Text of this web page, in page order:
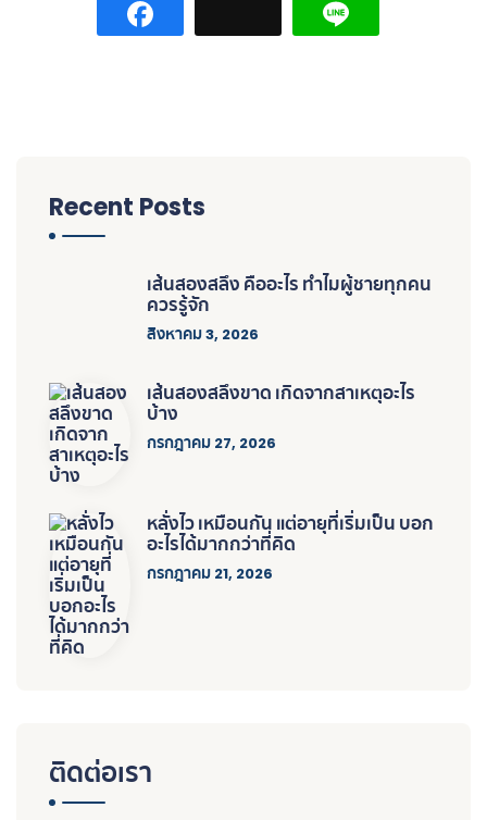
Recent Posts
เส้นสองสลึง คืออะไร ทำไมผู้ชายทุกคน
ควรรู้จัก
สิงหาคม 3, 2026
เส้นสองสลึงขาด เกิดจากสาเหตุอะไร
บ้าง
กรกฎาคม 27, 2026
หลั่งไว เหมือนกัน แต่อายุที่เริ่มเป็น บอก
อะไรได้มากกว่าที่คิด
กรกฎาคม 21, 2026
ติดต่อเรา